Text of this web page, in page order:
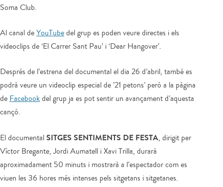
Soma Club.
Al canal deYouTubedel grup es poden veure directes i els
videoclips de ‘El Carrer Sant Pau’ i ‘Dear Hangover’.
Després de l’estrena del documental el dia 26 d’abril, també es
podrà veure un videoclip especial de ’21 petons’ però a la pàgina
de Facebookdel grup ja es pot sentir un avançament d’aquesta
cançó.
El documentalSITGES SENTIMENTS DE FESTA, dirigit per
Víctor Bregante, Jordi Aumatell i Xavi Trilla, durarà
aproximadament 50 minuts i mostrarà a l’espectador com es
viuen les 36 hores més intenses pels sitgetans i sitgetanes.